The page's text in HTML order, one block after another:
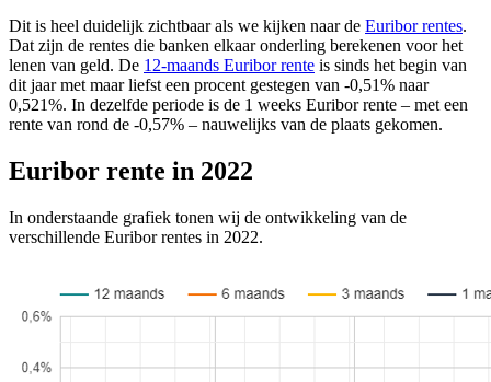
Dit is heel duidelijk zichtbaar als we kijken naar de Euribor rentes.
Dat zijn de rentes die banken elkaar onderling berekenen voor het
lenen van geld. De 12-maands Euribor rente is sinds het begin van
dit jaar met maar liefst een procent gestegen van -0,51% naar
0,521%. In dezelfde periode is de 1 weeks Euribor rente – met een
rente van rond de -0,57% – nauwelijks van de plaats gekomen.
Euribor rente in 2022
In onderstaande grafiek tonen wij de ontwikkeling van de
verschillende Euribor rentes in 2022.